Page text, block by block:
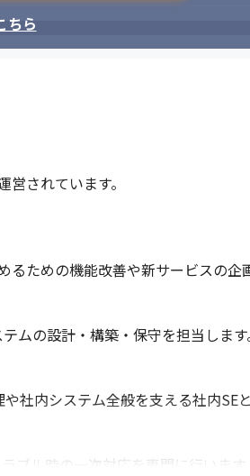
ちら
されています。
ための機能改善や新サービスの企
ムの設計・構築・保守を担当します
社内システム全般を支える社内SE
ブル時の一次対応を専門に行います。